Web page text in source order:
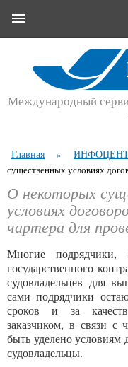
Международный
Главная »
существенных условиях
О некоторых
условиях
чартера для
Многие подрядчики,
государственного
судовладельцев для
сами подрядчики
сроков и за
заказчиком, в связи с
быть уделено условиям
судовладельцы.